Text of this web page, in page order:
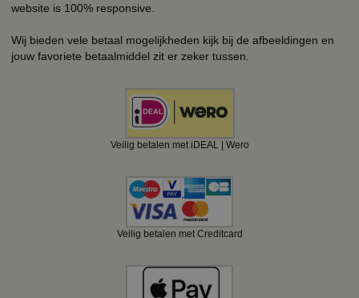
website is 100% responsive.
Wij bieden vele betaal mogelijkheden kijk bij de afbeeldingen en
jouw favoriete betaalmiddel zit er zeker tussen.
Veilig betalen met iDEAL | Wero
Veilig betalen met Creditcard